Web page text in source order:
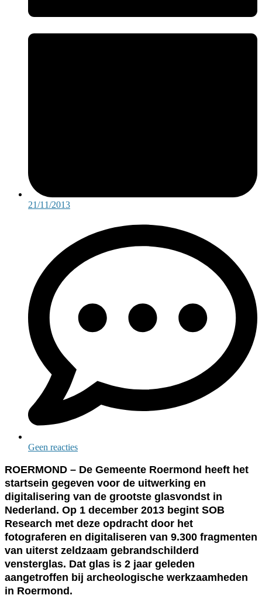
21/11/2013
Geen reacties
ROERMOND – De Gemeente Roermond heeft het
startsein gegeven voor de uitwerking en
digitalisering van de grootste glasvondst in
Nederland. Op 1 december 2013 begint SOB
Research met deze opdracht door het
fotograferen en digitaliseren van 9.300 fragmenten
van uiterst zeldzaam gebrandschilderd
vensterglas. Dat glas is 2 jaar geleden
aangetroffen bij archeologische werkzaamheden
in Roermond.